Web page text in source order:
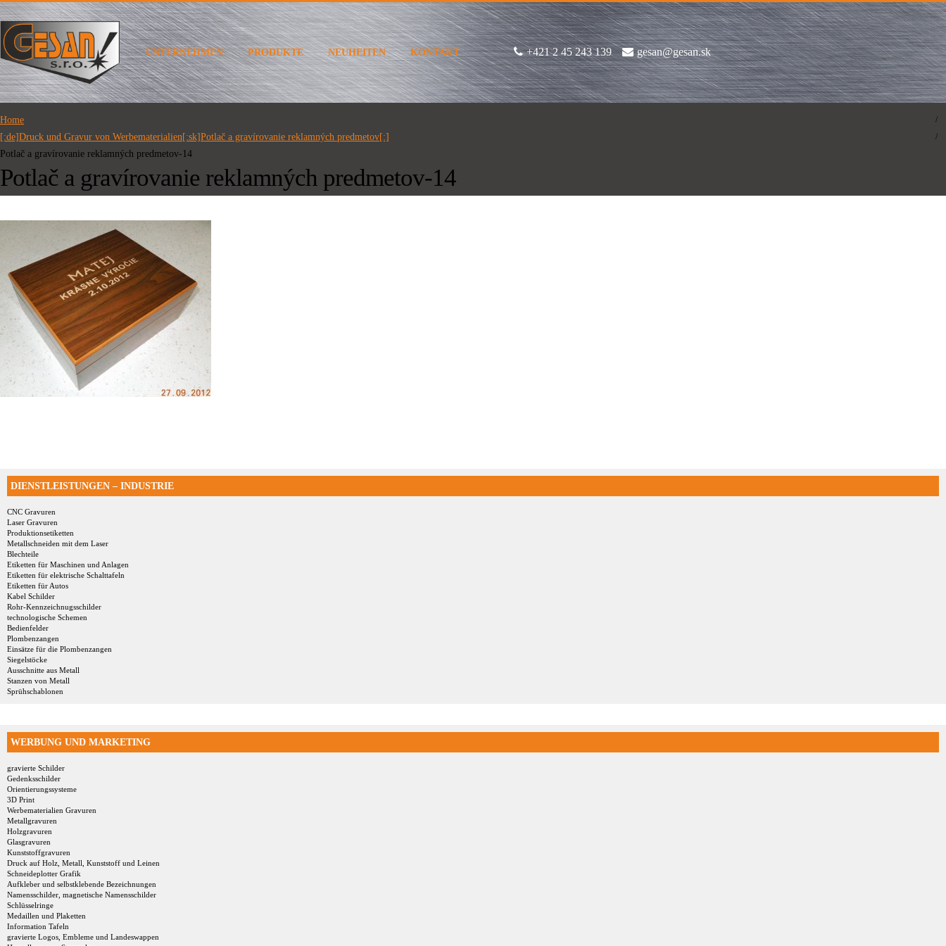
UNTERNEHMEN PRODUKTE NEUHEITEN KONTAKT +421 2 45 243 139 gesan@gesan.sk
Home
[:de]Druck und Gravur von Werbematerialien[:sk]Potlač a gravírovanie reklamných predmetov[:]
Potlač a gravírovanie reklamných predmetov-14
Potlač a gravírovanie reklamných predmetov-14
DIENSTLEISTUNGEN – INDUSTRIE
CNC Gravuren
Laser Gravuren
Produktionsetiketten
Metallschneiden mit dem Laser
Blechteile
Etiketten für Maschinen und Anlagen
Etiketten für elektrische Schalttafeln
Etiketten für Autos
Kabel Schilder
Rohr-Kennzeichnugsschilder
technologische Schemen
Bedienfelder
Plombenzangen
Einsätze für die Plombenzangen
Siegelstöcke
Ausschnitte aus Metall
Stanzen von Metall
Sprühschablonen
WERBUNG UND MARKETING
gravierte Schilder
Gedenksschilder
Orientierungssysteme
3D Print
Werbematerialien Gravuren
Metallgravuren
Holzgravuren
Glasgravuren
Kunststoffgravuren
Druck auf Holz, Metall, Kunststoff und Leinen
Schneideplotter Grafik
Aufkleber und selbstklebende Bezeichnungen
Namensschilder, magnetische Namensschilder
Schlüsselringe
Medaillen und Plaketten
Information Tafeln
gravierte Logos, Embleme und Landeswappen